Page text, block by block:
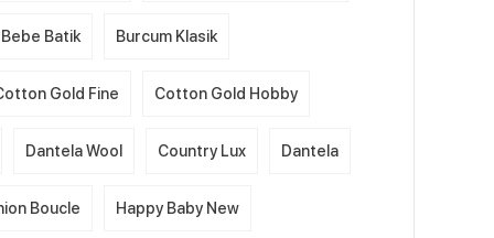
Batik Burcum Klasik
Gold Fine Cotton Gold Hobby
Dantela Wool Country Lux Dantela
Boucle Happy Baby New